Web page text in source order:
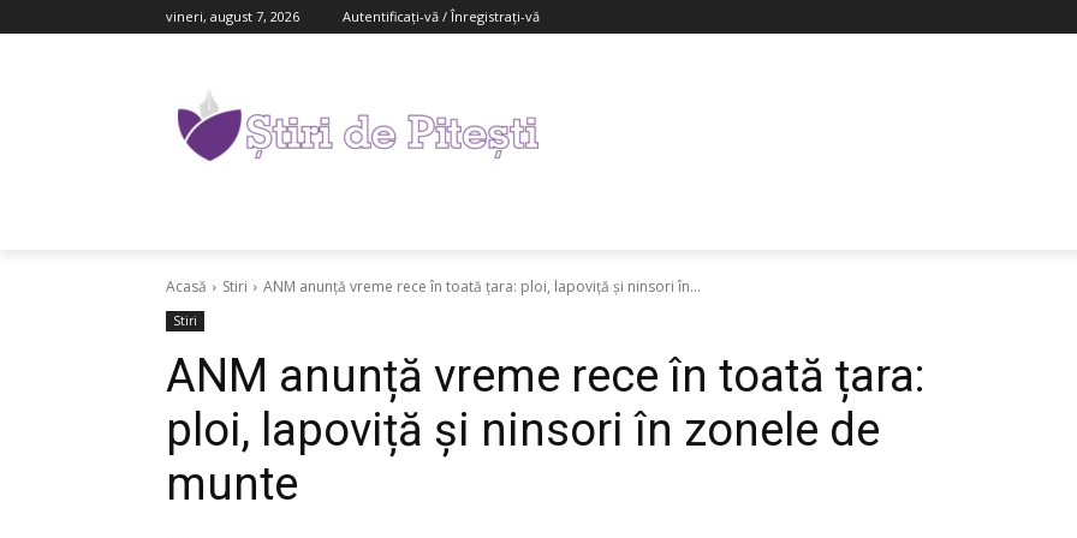
vineri, august 7, 2026 Autentificați-vă / Înregistrați-vă
Acasă Stiri ANM anunță vreme rece în toată țara: ploi, lapoviță și ninsori în...
Stiri
ANM anunță vreme rece în toată țara:
ploi, lapoviță și ninsori în zonele de
munte